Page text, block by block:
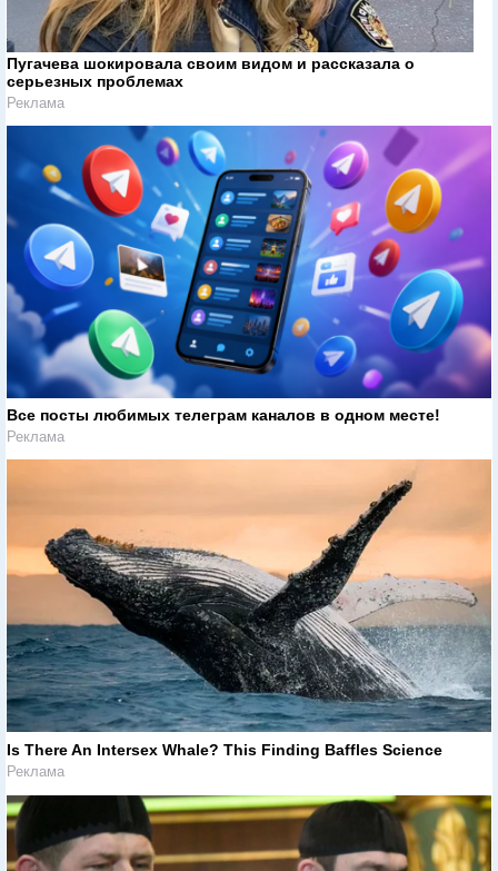
Пугачева шокировала своим видом и рассказала о
серьезных проблемах
Реклама
Все посты любимых телеграм каналов в одном месте!
Реклама
Is There An Intersex Whale? This Finding Baffles Science
Реклама